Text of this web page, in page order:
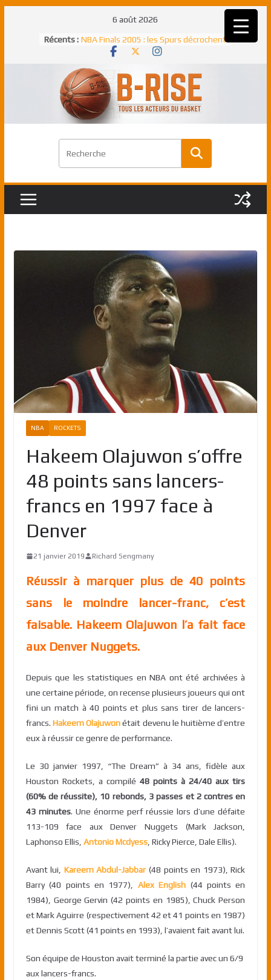
6 août 2026
Récents : NBA Finals 2005 : les Spurs décrochent
un troisième titre NBA, la rude bataille
NBA Finals 2021 : les Bucks et Giannis
Antetokounmpo triomphent, le Greek
Freek élu MVP
Shai Gilgeous-Alexander : son premier
match à plus de 40 points en NBA, le
Pau Gasol dans l’histoire en 2002 :
premier européen sacré Rookie de
Rudy Gobert, deuxième Français élu
NBA ROCKETS
Hakeem Olajuwon s’offre
48 points sans lancers-
francs en 1997 face à
Denver
21 janvier 2019 Richard Sengmany
Réussir à marquer plus de 40 points
sans le moindre lancer-franc, c’est
faisable. Hakeem Olajuwon l’a fait face
aux Denver Nuggets.
Depuis que les statistiques en NBA ont été archivées à
une certaine période, on recense plusieurs joueurs qui ont
fini un match à 40 points et plus sans tirer de lancers-
francs. Hakeem Olajuwonétait devenu le huitième d’entre
eux à réussir ce genre de performance.
Le 30 janvier 1997, “The Dream” à 34 ans, fidèle aux
Houston Rockets, a compilé 48 points à 24/40 aux tirs
(60% de réussite), 10 rebonds, 3 passes et 2 contres en
43 minutes. Une énorme perf réussie lors d’une défaite
113-109 face aux Denver Nuggets (Mark Jackson,
Laphonso Ellis, Antonio Mcdyess, Ricky Pierce, Dale Ellis).
Avant lui, Kareem Abdul-Jabbar (48 points en 1973), Rick
Barry (40 points en 1977), Alex English (44 points en
1984), George Gervin (42 points en 1985), Chuck Person
et Mark Aguirre (respectivement 42 et 41 points en 1987)
et Dennis Scott (41 points en 1993), l’avaient fait avant lui.
Son équipe de Houston avait terminé la partie avec un 6/9
aux lancers-francs.